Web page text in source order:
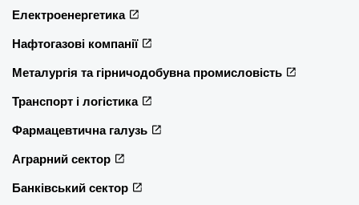
Електроенергетика
Нафтогазові компанії
Металургія та гірничодобувна промисловість
Транспорт і логістика
Фармацевтична галузь
Аграрний сектор
Банківський сектор